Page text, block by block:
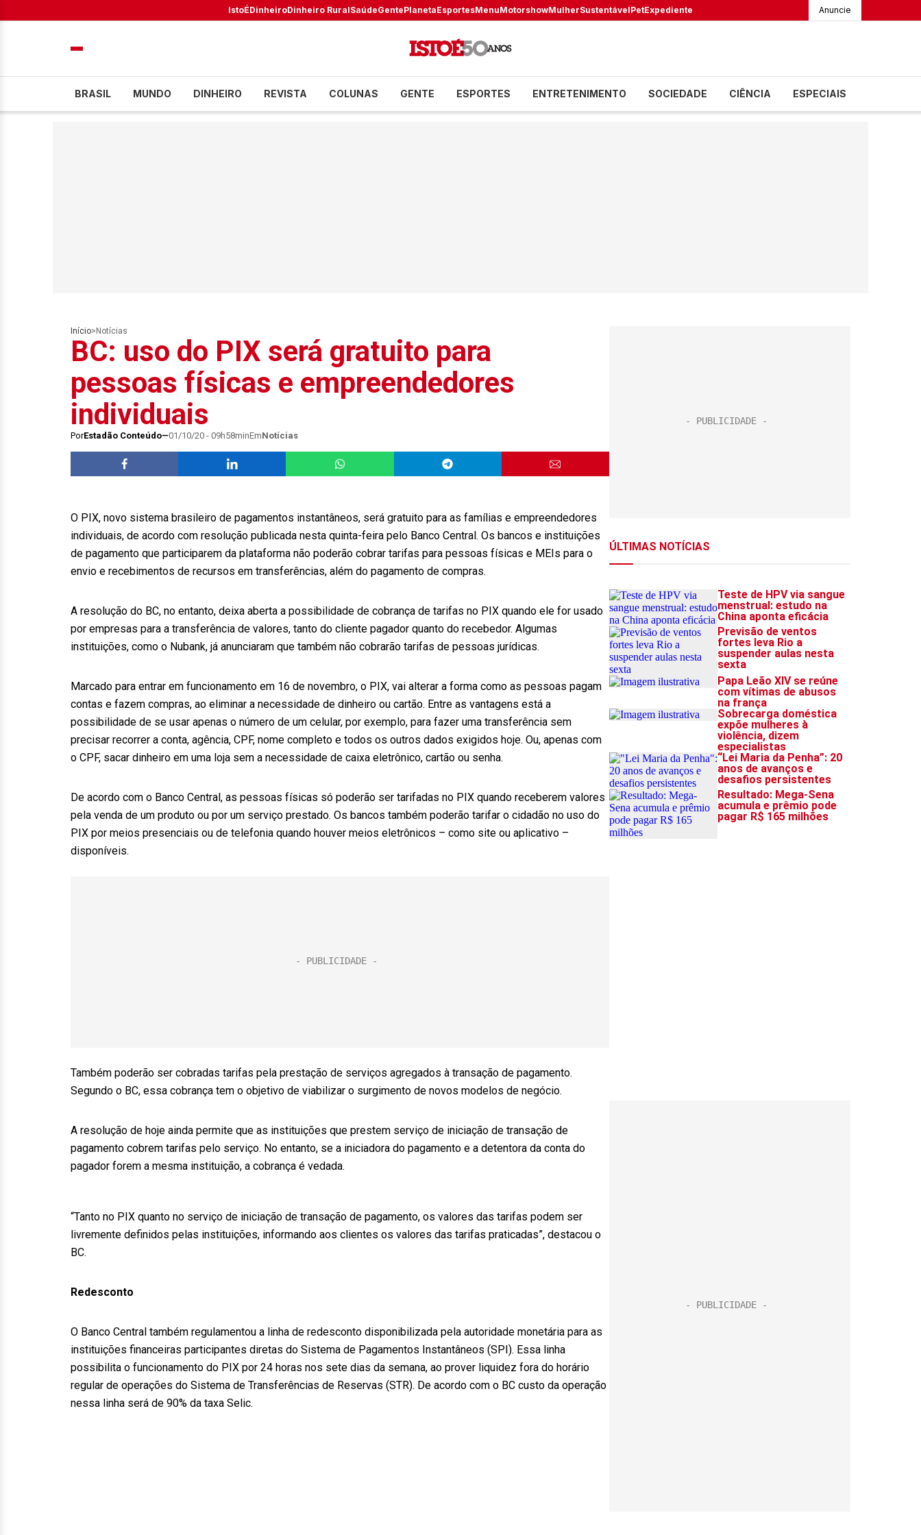
IstoÉDinheiroDinheiro RuralSaúdeGentePlanetaEsportesMenuMotorshowMulherSustentávelPetExpediente Anuncie
BRASIL MUNDO DINHEIRO REVISTA COLUNAS GENTE ESPORTES ENTRETENIMENTO SOCIEDADE CIÊNCIA ESPECIAIS
Início> Notícias
BC: uso do PIX será gratuito para
pessoas físicas e empreendedores
individuais
PorEstadão Conteúdo 01/10/20 - 09h58minEmNotícias
O PIX, novo sistema brasileiro de pagamentos instantâneos, será gratuito para as famílias e empreendedores
individuais, de acordo com resolução publicada nesta quinta-feira pelo Banco Central. Os bancos e instituições
de pagamento que participarem da plataforma não poderão cobrar tarifas para pessoas físicas e MEIs para o
envio e recebimentos de recursos em transferências, além do pagamento de compras.
A resolução do BC, no entanto, deixa aberta a possibilidade de cobrança de tarifas no PIX quando ele for usado
por empresas para a transferência de valores, tanto do cliente pagador quanto do recebedor. Algumas
instituições, como o Nubank, já anunciaram que também não cobrarão tarifas de pessoas jurídicas.
Marcado para entrar em funcionamento em 16 de novembro, o PIX, vai alterar a forma como as pessoas pagam
contas e fazem compras, ao eliminar a necessidade de dinheiro ou cartão. Entre as vantagens está a
possibilidade de se usar apenas o número de um celular, por exemplo, para fazer uma transferência sem
precisar recorrer a conta, agência, CPF, nome completo e todos os outros dados exigidos hoje. Ou, apenas com
o CPF, sacar dinheiro em uma loja sem a necessidade de caixa eletrônico, cartão ou senha.
De acordo com o Banco Central, as pessoas físicas só poderão ser tarifadas no PIX quando receberem valores
pela venda de um produto ou por um serviço prestado. Os bancos também poderão tarifar o cidadão no uso do
PIX por meios presenciais ou de telefonia quando houver meios eletrônicos – como site ou aplicativo –
disponíveis.
Também poderão ser cobradas tarifas pela prestação de serviços agregados à transação de pagamento.
Segundo o BC, essa cobrança tem o objetivo de viabilizar o surgimento de novos modelos de negócio.
A resolução de hoje ainda permite que as instituições que prestem serviço de iniciação de transação de
pagamento cobrem tarifas pelo serviço. No entanto, se a iniciadora do pagamento e a detentora da conta do
pagador forem a mesma instituição, a cobrança é vedada.
“Tanto no PIX quanto no serviço de iniciação de transação de pagamento, os valores das tarifas podem ser
livremente definidos pelas instituições, informando aos clientes os valores das tarifas praticadas”, destacou o
BC.
Redesconto
O Banco Central também regulamentou a linha de redesconto disponibilizada pela autoridade monetária para as
instituições financeiras participantes diretas do Sistema de Pagamentos Instantâneos (SPI). Essa linha
possibilita o funcionamento do PIX por 24 horas nos sete dias da semana, ao prover liquidez fora do horário
regular de operações do Sistema de Transferências de Reservas (STR). De acordo com o BC custo da operação
nessa linha será de 90% da taxa Selic.